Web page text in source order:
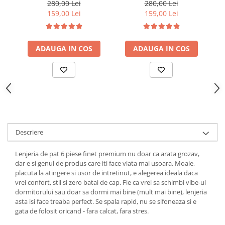
elastic, Alb
280,00 Lei
159,00 Lei
ADAUGA IN COS
elastic, Maro
280,00 Lei
159,00 Lei
ADAUGA IN COS
Descriere
Lenjeria de pat 6 piese finet premium nu doar ca arata grozav,
dar e si genul de produs care iti face viata mai usoara. Moale,
placuta la atingere si usor de intretinut, e alegerea ideala daca
vrei confort, stil si zero batai de cap. Fie ca vrei sa schimbi vibe-ul
dormitorului sau doar sa dormi mai bine (mult mai bine), lenjeria
asta isi face treaba perfect. Se spala rapid, nu se sifoneaza si e
gata de folosit oricand - fara calcat, fara stres.